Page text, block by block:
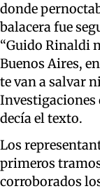
donde
balacera fue
“Guido Rinaldi
Buenos Aires,
te van a salvar
Investigaciones
decía el texto.
Los
primeros
corroborados